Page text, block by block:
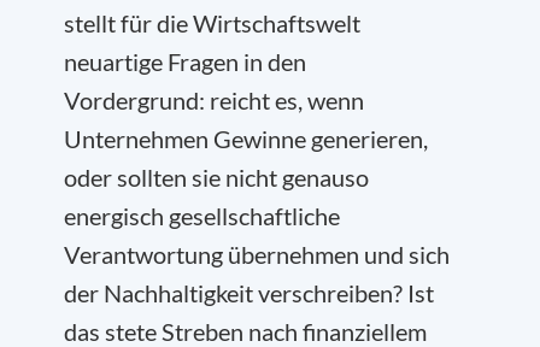
stellt für die Wirtschaftswelt
neuartige Fragen in den
Vordergrund: reicht es, wenn
Unternehmen Gewinne generieren,
oder sollten sie nicht genauso
energisch gesellschaftliche
Verantwortung übernehmen und sich
der Nachhaltigkeit verschreiben? Ist
das stete Streben nach finanziellem